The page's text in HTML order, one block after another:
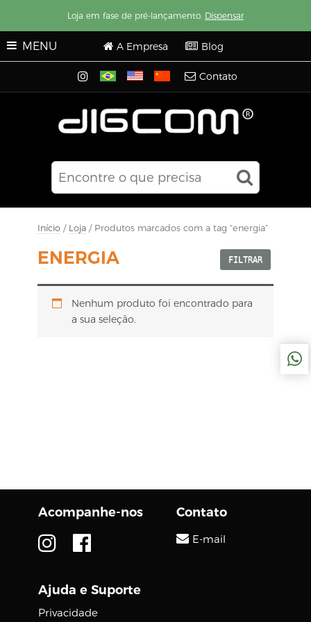
Loja em fase de pré-lançamento. Dispensar
MENU A Empresa Blog
Contato
Início / Loja / Produtos marcados com a tag “energia”
ENERGIA FILTRAR
Nenhum produto foi encontrado para
a sua seleção.
Acompanhe-nos
Ajuda e Suporte
Privacidade
Contato
E-mail